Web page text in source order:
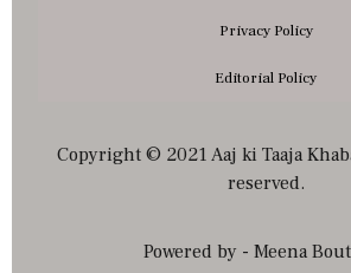
Privacy Policy
Editorial Policy
Copyright © 2021 Aaj ki Taaja
reserved.
Powered by - Meena